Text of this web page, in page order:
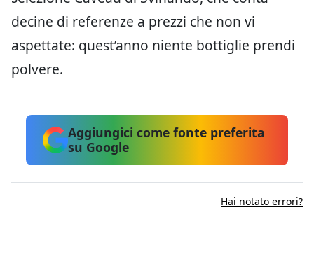
decine di referenze a prezzi che non vi
aspettate: quest’anno niente bottiglie prendi
polvere.
Aggiungici come fonte preferita
su Google
Hai notato errori?